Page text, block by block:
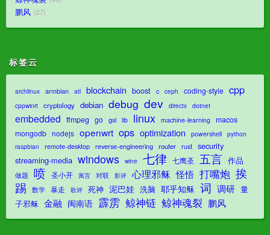
鹏风 27
标签云
archlinux armbian atl blockchain boost c ceph coding-style cpp
cppwinrt cryptology debian debug dev directx dotnet
embedded ffmpeg go gsl lib linux machine-learning macos
mongodb nodejs openwrt ops optimization powershell
python
raspbian
remote-desktop reverse-engineering router rust security
streaming-media windows wine 七律 七鹰圣 五言 作品
做题 喷 圣小开 寓言 对联 影评 心理邪稣 怪悟 打嘴炮 挨
踢
数学 暴走 歌评 死神 泥巴娃 洗脑 耶乎知稣 词 调研 量
子邪稣 金融 闽南语 霹雳 鲸神链 鲸神魂裂 鹏风